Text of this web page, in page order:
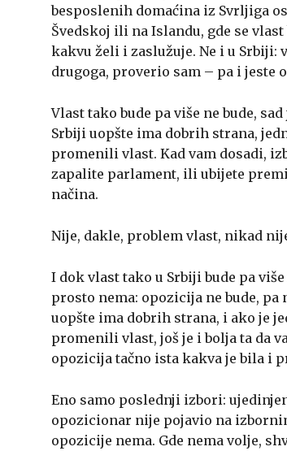
besposlenih domaćina iz Svrljiga
Švedskoj ili na Islandu, gde se
kakvu želi i zaslužuje. Ne i u Srbiji:
drugoga, proverio sam – pa i jeste
Vlast tako bude pa više ne bude,
Srbiji uopšte ima dobrih strana,
promenili vlast. Kad vam dosadi,
zapalite parlament, ili ubijete
načina.
Nije, dakle, problem vlast, nikad
I dok vlast tako u Srbiji bude pa
prosto nema: opozicija ne bude, pa
uopšte ima dobrih strana, i ako je
promenili vlast, još je i bolja ta da
opozicija tačno ista kakva je bila i
Eno samo poslednji izbori:
opozicionar nije pojavio na
opozicije nema. Gde nema volje,